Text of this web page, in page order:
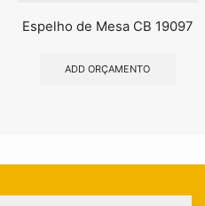
Espelho de Mesa CB 19097
ADD ORÇAMENTO